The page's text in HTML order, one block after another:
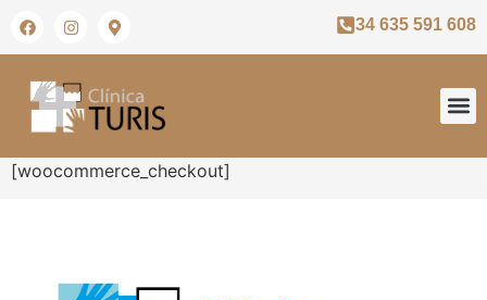
34 635 591 608
[woocommerce_checkout]